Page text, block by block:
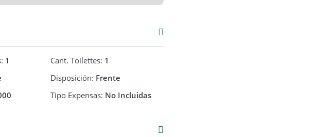
1 Cant. Toilettes: 1
Disposición: Frente
Tipo Expensas: No Incluidas